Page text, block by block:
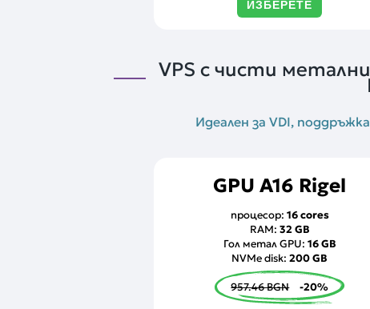
ИЗБЕРЕТЕ
VPS с чисти
Идеален за VDI,
GPU A16 Rigel
процесор: 16 cores
RAM: 32 GB
Гол метал GPU: 16 GB
NVMe disk:200 GB
957.46 BGN -20%